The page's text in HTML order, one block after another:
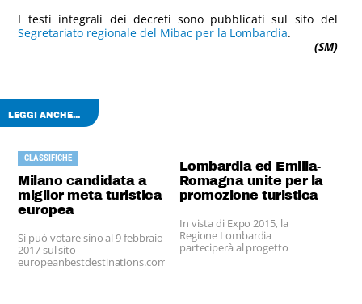
I testi integrali dei decreti sono pubblicati sul sito del
Segretariato regionale del Mibac per la Lombardia.
(SM)
LEGGI ANCHE...
CLASSIFICHE
Milano candidata a
miglior meta turistica
europea
Si può votare sino al 9 febbraio
2017 sul sito
europeanbestdestinations.com.
Lombardia ed Emilia-
Romagna unite per la
promozione turistica
In vista di Expo 2015, la
Regione Lombardia
parteciperà al progetto